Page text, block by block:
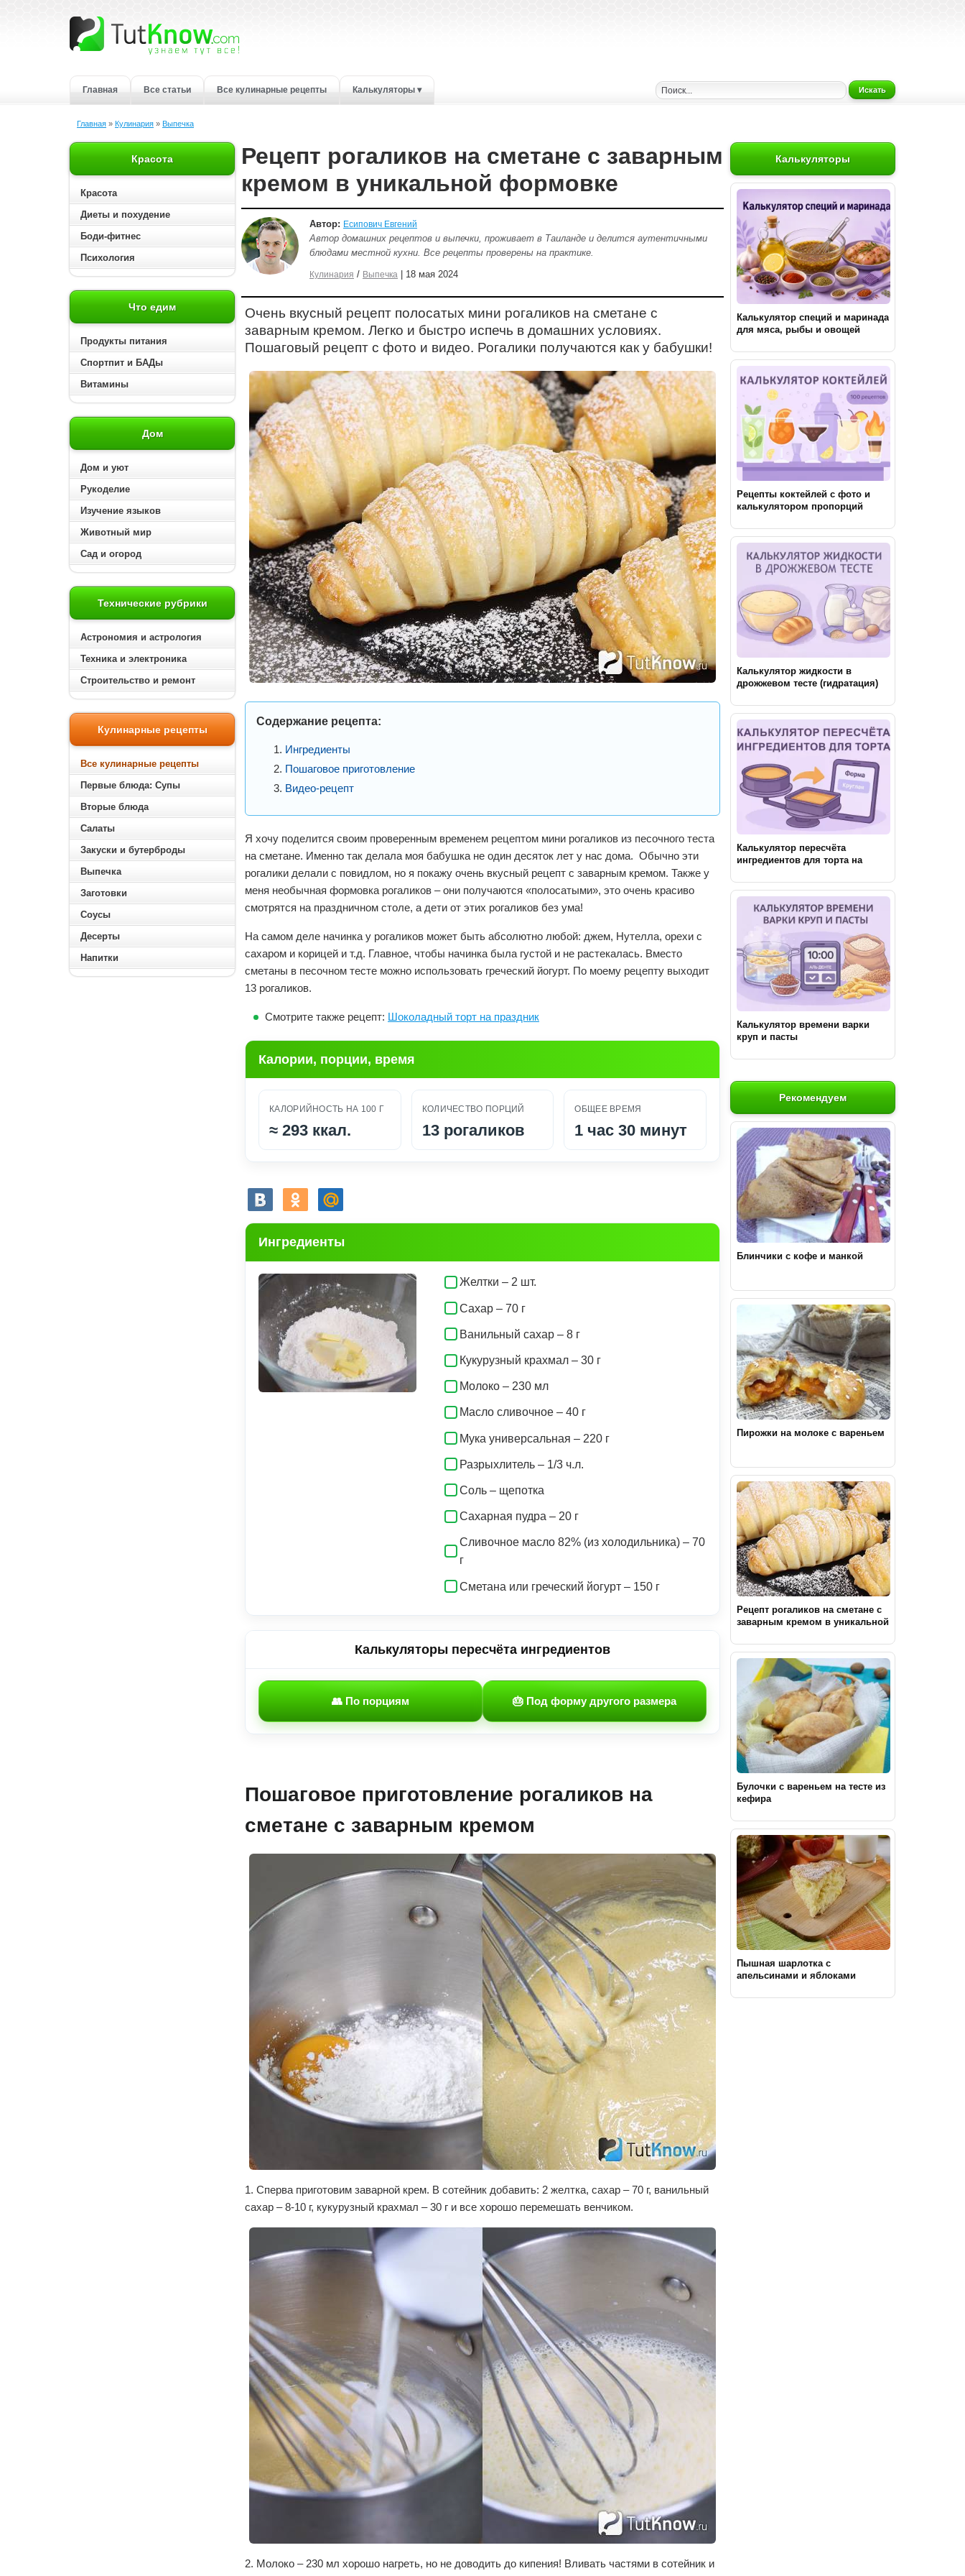
Главная Все статьи Все кулинарные рецепты Калькуляторы ▾ Искать
Главная » Кулинария » Выпечка
Красота
Красота
Диеты и похудение
Боди-фитнес
Психология
Что едим
Продукты питания
Спортпит и БАДы
Витамины
Дом
Дом и уют
Рукоделие
Изучение языков
Животный мир
Сад и огород
Технические рубрики
Астрономия и астрология
Техника и электроника
Строительство и ремонт
Кулинарные рецепты
Все кулинарные рецепты
Первые блюда: Супы
Вторые блюда
Салаты
Закуски и бутерброды
Выпечка
Заготовки
Соусы
Десерты
Напитки
Калькуляторы
Калькулятор специй и маринада
для мяса, рыбы и овощей
Рецепты коктейлей с фото и
калькулятором пропорций
Калькулятор жидкости в
дрожжевом тесте (гидратация)
Калькулятор пересчёта
ингредиентов для торта на
Калькулятор времени варки
круп и пасты
Рекомендуем
Блинчики с кофе и манкой
Пирожки на молоке с вареньем
Рецепт рогаликов на сметане с
заварным кремом в уникальной
Булочки с вареньем на тесте из
кефира
Пышная шарлотка с
апельсинами и яблоками
Рецепт рогаликов на сметане с заварным
кремом в уникальной формовке
Автор: Есипович Евгений
Автор домашних рецептов и выпечки, проживает в Таиланде и делится аутентичными
блюдами местной кухни. Все рецепты проверены на практике.
Кулинария / Выпечка | 18 мая 2024
Очень вкусный рецепт полосатых мини рогаликов на сметане с
заварным кремом. Легко и быстро испечь в домашних условиях.
Пошаговый рецепт с фото и видео. Рогалики получаются как у бабушки!
Содержание рецепта:
Ингредиенты
Пошаговое приготовление
Видео-рецепт
Я хочу поделится своим проверенным временем рецептом мини рогаликов из песочного теста
на сметане. Именно так делала моя бабушка не один десяток лет у нас дома. Обычно эти
рогалики делали с повидлом, но я покажу очень вкусный рецепт с заварным кремом. Также у
меня необычная формовка рогаликов – они получаются «полосатыми», это очень красиво
смотрятся на праздничном столе, а дети от этих рогаликов без ума!
На самом деле начинка у рогаликов может быть абсолютно любой: джем, Нутелла, орехи с
сахаром и корицей и т.д. Главное, чтобы начинка была густой и не растекалась. Вместо
сметаны в песочном тесте можно использовать греческий йогурт. По моему рецепту выходит
13 рогаликов.
Смотрите также рецепт: Шоколадный торт на праздник
Калории, порции, время
КАЛОРИЙНОСТЬ НА 100 Г
≈ 293 ккал.
КОЛИЧЕСТВО ПОРЦИЙ
13 рогаликов
ОБЩЕЕ ВРЕМЯ
1 час 30 минут
Ингредиенты
Желтки – 2 шт.
Сахар – 70 г
Ванильный сахар – 8 г
Кукурузный крахмал – 30 г
Молоко – 230 мл
Масло сливочное – 40 г
Мука универсальная – 220 г
Разрыхлитель – 1/3 ч.л.
Соль – щепотка
Сахарная пудра – 20 г
Сливочное масло 82% (из холодильника) – 70
г
Сметана или греческий йогурт – 150 г
Калькуляторы пересчёта ингредиентов
👥 По порциям 🎂 Под форму другого размера
Пошаговое приготовление рогаликов на
сметане с заварным кремом
1. Сперва приготовим заварной крем. В сотейник добавить: 2 желтка, сахар – 70 г, ванильный
сахар – 8-10 г, кукурузный крахмал – 30 г и все хорошо перемешать венчиком.
2. Молоко – 230 мл хорошо нагреть, но не доводить до кипения! Вливать частями в сотейник и